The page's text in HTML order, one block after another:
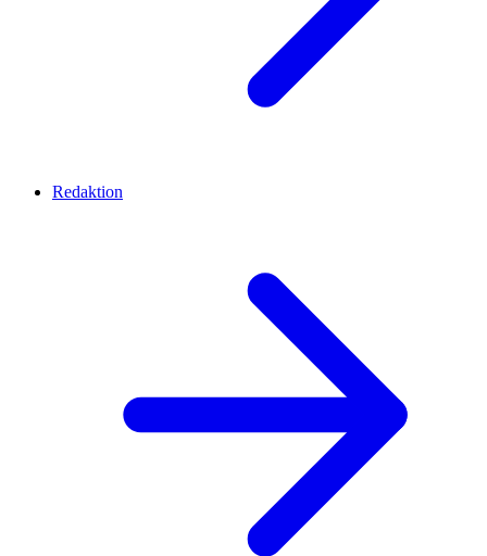
Redaktion